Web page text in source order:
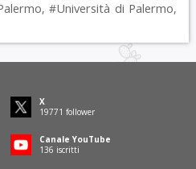
, #Università di Palermo,
X
19771 follower
Canale YouTube
136 iscritti